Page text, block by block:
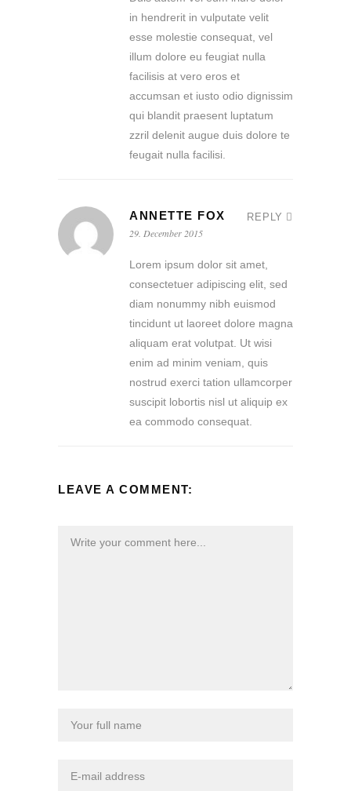
in hendrerit in vulputate velit
esse molestie consequat, vel
illum dolore eu feugiat nulla
facilisis at vero eros et
accumsan et iusto odio dignissim
qui blandit praesent luptatum
zzril delenit augue duis dolore te
feugait nulla facilisi.
ANNETTE FOX REPLY
29. December 2015
Lorem ipsum dolor sit amet,
consectetuer adipiscing elit, sed
diam nonummy nibh euismod
tincidunt ut laoreet dolore magna
aliquam erat volutpat. Ut wisi
enim ad minim veniam, quis
nostrud exerci tation ullamcorper
suscipit lobortis nisl ut aliquip ex
ea commodo consequat.
LEAVE A COMMENT: